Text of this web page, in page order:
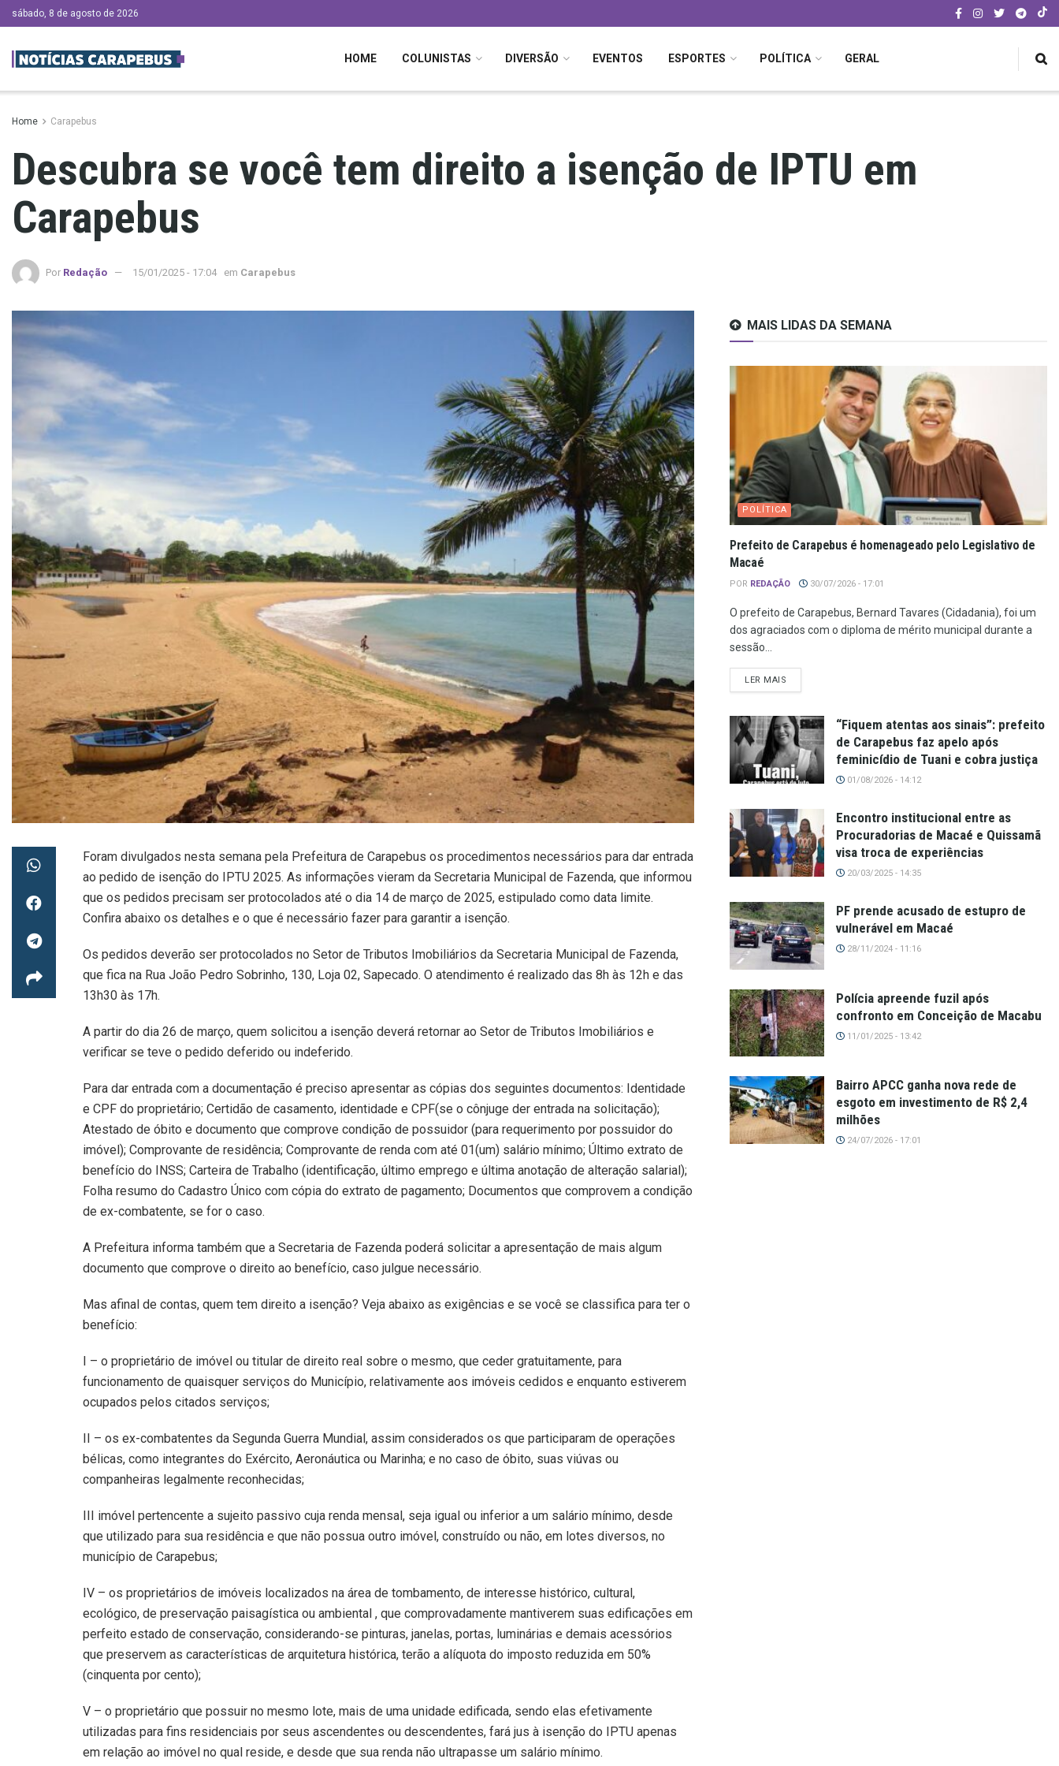
sábado, 8 de agosto de 2026
HOME COLUNISTAS DIVERSÃO EVENTOS ESPORTES POLÍTICA GERAL
Home Carapebus
Descubra se você tem direito a isenção de IPTU em
Carapebus
Por Redação 15/01/2025 - 17:04 em Carapebus
Foram divulgados nesta semana pela Prefeitura de Carapebus os procedimentos necessários para dar entrada
ao pedido de isenção do IPTU 2025. As informações vieram da Secretaria Municipal de Fazenda, que informou
que os pedidos precisam ser protocolados até o dia 14 de março de 2025, estipulado como data limite.
Confira abaixo os detalhes e o que é necessário fazer para garantir a isenção.
Os pedidos deverão ser protocolados no Setor de Tributos Imobiliários da Secretaria Municipal de Fazenda,
que fica na Rua João Pedro Sobrinho, 130, Loja 02, Sapecado. O atendimento é realizado das 8h às 12h e das
13h30 às 17h.
A partir do dia 26 de março, quem solicitou a isenção deverá retornar ao Setor de Tributos Imobiliários e
verificar se teve o pedido deferido ou indeferido.
Para dar entrada com a documentação é preciso apresentar as cópias dos seguintes documentos: Identidade
e CPF do proprietário; Certidão de casamento, identidade e CPF(se o cônjuge der entrada na solicitação);
Atestado de óbito e documento que comprove condição de possuidor (para requerimento por possuidor do
imóvel); Comprovante de residência; Comprovante de renda com até 01(um) salário mínimo; Último extrato de
benefício do INSS; Carteira de Trabalho (identificação, último emprego e última anotação de alteração salarial);
Folha resumo do Cadastro Único com cópia do extrato de pagamento; Documentos que comprovem a condição
de ex-combatente, se for o caso.
A Prefeitura informa também que a Secretaria de Fazenda poderá solicitar a apresentação de mais algum
documento que comprove o direito ao benefício, caso julgue necessário.
Mas afinal de contas, quem tem direito a isenção? Veja abaixo as exigências e se você se classifica para ter o
benefício:
I – o proprietário de imóvel ou titular de direito real sobre o mesmo, que ceder gratuitamente, para
funcionamento de quaisquer serviços do Município, relativamente aos imóveis cedidos e enquanto estiverem
ocupados pelos citados serviços;
II – os ex-combatentes da Segunda Guerra Mundial, assim considerados os que participaram de operações
bélicas, como integrantes do Exército, Aeronáutica ou Marinha; e no caso de óbito, suas viúvas ou
companheiras legalmente reconhecidas;
III imóvel pertencente a sujeito passivo cuja renda mensal, seja igual ou inferior a um salário mínimo, desde
que utilizado para sua residência e que não possua outro imóvel, construído ou não, em lotes diversos, no
município de Carapebus;
IV – os proprietários de imóveis localizados na área de tombamento, de interesse histórico, cultural,
ecológico, de preservação paisagística ou ambiental , que comprovadamente mantiverem suas edificações em
perfeito estado de conservação, considerando-se pinturas, janelas, portas, luminárias e demais acessórios
que preservem as características de arquitetura histórica, terão a alíquota do imposto reduzida em 50%
(cinquenta por cento);
V – o proprietário que possuir no mesmo lote, mais de uma unidade edificada, sendo elas efetivamente
utilizadas para fins residenciais por seus ascendentes ou descendentes, fará jus à isenção do IPTU apenas
em relação ao imóvel no qual reside, e desde que sua renda não ultrapasse um salário mínimo.
MAIS LIDAS DA SEMANA
POLÍTICA
Prefeito de Carapebus é homenageado pelo Legislativo de
Macaé
POR REDAÇÃO 30/07/2026 - 17:01
O prefeito de Carapebus, Bernard Tavares (Cidadania), foi um
dos agraciados com o diploma de mérito municipal durante a
sessão...
LER MAIS
“Fiquem atentas aos sinais”: prefeito
de Carapebus faz apelo após
feminicídio de Tuani e cobra justiça
01/08/2026 - 14:12
Encontro institucional entre as
Procuradorias de Macaé e Quissamã
visa troca de experiências
20/03/2025 - 14:35
PF prende acusado de estupro de
vulnerável em Macaé
28/11/2024 - 11:16
Polícia apreende fuzil após
confronto em Conceição de Macabu
11/01/2025 - 13:42
Bairro APCC ganha nova rede de
esgoto em investimento de R$ 2,4
milhões
24/07/2026 - 17:01